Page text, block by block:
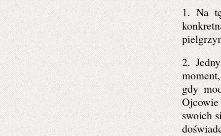
1. Na
2.
gdy
swoich